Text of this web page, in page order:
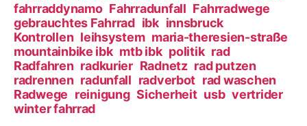
fahrraddynamo Fahrradunfall Fahrradwege
gebrauchtes Fahrrad ibk innsbruck
Kontrollen leihsystem maria-theresien-straße
mountainbike ibk mtb ibk politik rad
Radfahren radkurier Radnetz rad putzen
radrennen radunfall radverbot rad waschen
Radwege reinigung Sicherheit usb vertrider
winter fahrrad